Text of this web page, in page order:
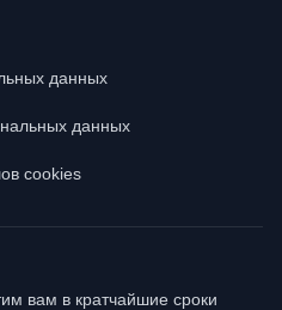
данных
данных
cookies
вам в кратчайшие сроки